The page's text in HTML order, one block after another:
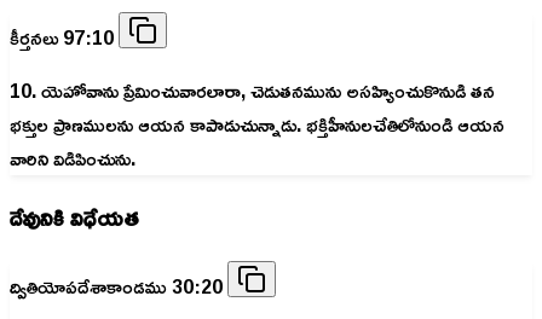
కీర్తనలు 97:10
10. యెహోవాను ప్రేమించువారలారా, చెడుతనమును అసహ్యించుకొనుడి తన
భక్తుల ప్రాణములను ఆయన కాపాడుచున్నాడు. భక్తిహీనులచేతిలోనుండి ఆయన
వారిని విడిపించును.
దేవునికి విధేయత
ద్వితియోపదేశాకాండము 30:20